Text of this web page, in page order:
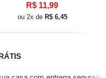
R$ 11,99
ou 2x de R$6,45